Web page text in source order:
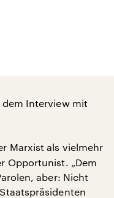
dem Interview mit
Marxist als vielmehr
Opportunist. „Dem
aber: Nicht